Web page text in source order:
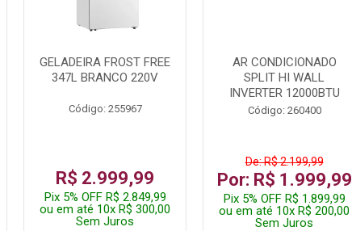
GELADEIRA FROST FREE
347L BRANCO 220V
Código: 255967
R$ 2.999,99
Pix 5% OFF R$ 2.849,99
ou em até 10x R$ 300,00
Sem Juros
AR CONDICIONADO
SPLIT HI WALL
INVERTER 12000BTU
Código: 260400
De: R$ 2.199,99
Por: R$ 1.999,99
Pix 5% OFF R$ 1.899,99
ou em até 10x R$ 200,00
Sem Juros